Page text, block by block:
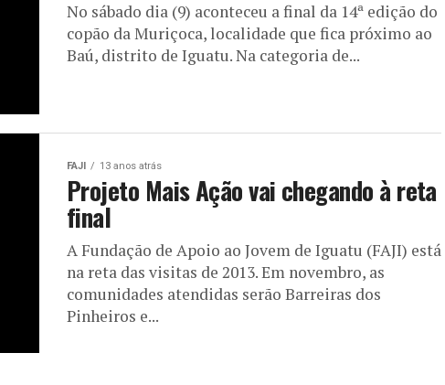
No sábado dia (9) aconteceu a final da 14ª edição do
copão da Muriçoca, localidade que fica próximo ao
Baú, distrito de Iguatu. Na categoria de...
FAJI 13 anos atrás
Projeto Mais Ação vai chegando à reta
final
A Fundação de Apoio ao Jovem de Iguatu (FAJI) está
na reta das visitas de 2013. Em novembro, as
comunidades atendidas serão Barreiras dos
Pinheiros e...